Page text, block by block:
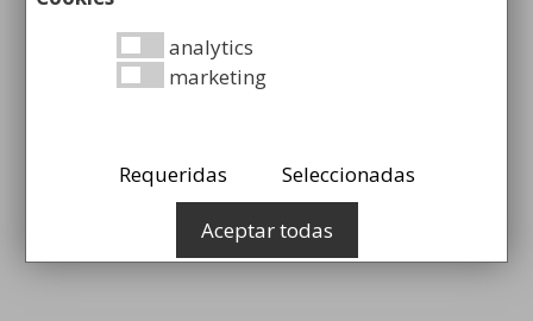
analytics
marketing
Requeridas Seleccionadas
Aceptar todas